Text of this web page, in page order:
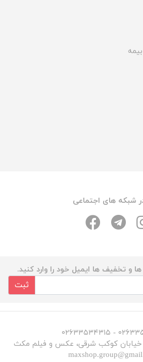
شبکه های اجتماعی
و تخفیف ها ایمیل خود را وارد کنید.
ثبت
۰۲۶۳۳۵۳۴۳۱۵